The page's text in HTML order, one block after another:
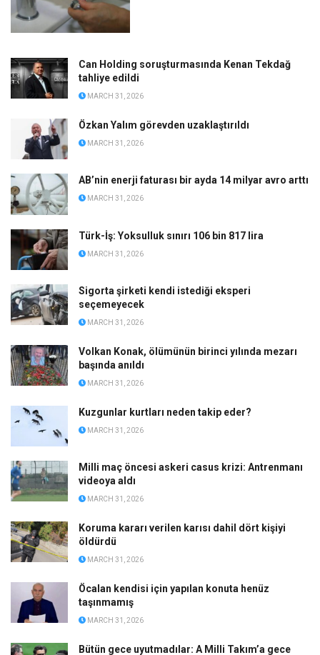
Can Holding soruşturmasında Kenan Tekdağ
tahliye edildi
MARCH 31, 2026
Özkan Yalım görevden uzaklaştırıldı
MARCH 31, 2026
AB’nin enerji faturası bir ayda 14 milyar avro arttı
MARCH 31, 2026
Türk-İş: Yoksulluk sınırı 106 bin 817 lira
MARCH 31, 2026
Sigorta şirketi kendi istediği eksperi
seçemeyecek
MARCH 31, 2026
Volkan Konak, ölümünün birinci yılında mezarı
başında anıldı
MARCH 31, 2026
Kuzgunlar kurtları neden takip eder?
MARCH 31, 2026
Milli maç öncesi askeri casus krizi: Antrenmanı
videoya aldı
MARCH 31, 2026
Koruma kararı verilen karısı dahil dört kişiyi
öldürdü
MARCH 31, 2026
Öcalan kendisi için yapılan konuta henüz
taşınmamış
MARCH 31, 2026
Bütün gece uyutmadılar: A Milli Takım’a gece